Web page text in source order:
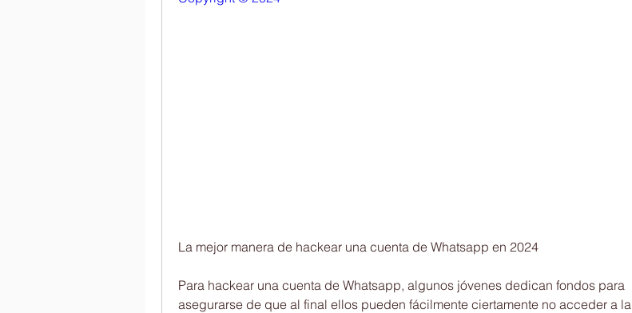
La mejor manera de hackear una cuenta de Whatsapp en 2024
Para hackear una cuenta de Whatsapp, algunos jóvenes dedican fondos para
asegurarse de que al final ellos pueden fácilmente ciertamente no acceder a la